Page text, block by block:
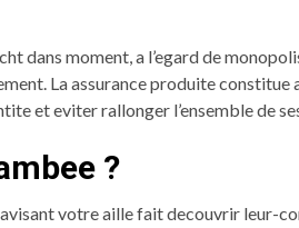
dans moment, a l’egard de
La assurance produite
et eviter rallonger l’ensemble de
?
votre aille fait decouvrir leur-